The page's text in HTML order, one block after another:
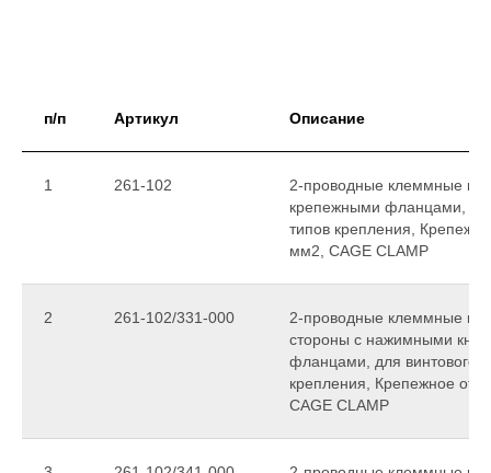
п/п Артикул Описание
1 261-102
2-проводные клеммные
крепежными фланцами,
типов крепления,
мм2, CAGE CLAMP
2 261-102/331-000
2-проводные клеммные
стороны с нажимными
фланцами, для винтового
крепления, Крепежное
CAGE CLAMP